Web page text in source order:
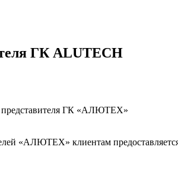
ГК ALUTECH
представителя ГК «АЛЮТЕХ»
«АЛЮТЕХ» клиентам